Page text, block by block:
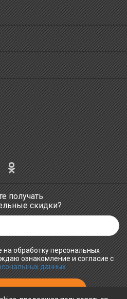
получать
скидки?
на обработку персональных
ознакомление и согласие с
данных